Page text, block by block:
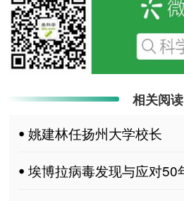
相关阅读
ꔷ 姚建林任扬州大学校长